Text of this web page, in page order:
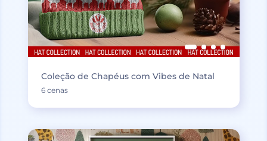
Coleção de Chapéus com Vibes de Natal
6 cenas